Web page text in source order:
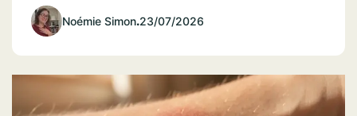
Noémie Simon.23/07/2026